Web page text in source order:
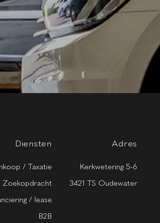
Diensten
/ Taxatie
Zoekopdracht
/ lease
B2B
Adres
Kerkwetering 5-6
3421 TS Oudewater